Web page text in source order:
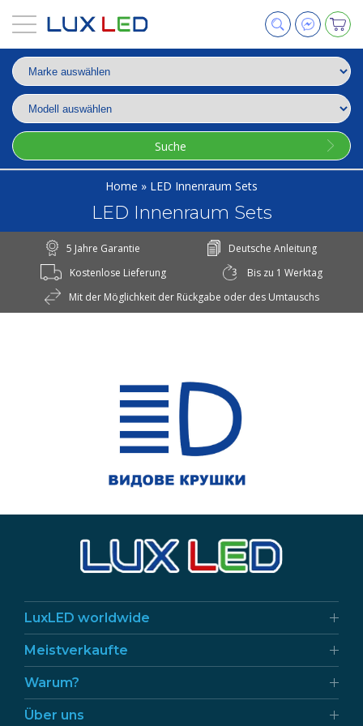
Suche
Home » LED Innenraum Sets
LED Innenraum Sets
5 Jahre Garantie
Deutsche Anleitung
Kostenlose Lieferung
Bis zu 1 Werktag
Mit der Möglichkeit der Rückgabe oder des Umtauschs
LuxLED worldwide
Meistverkaufte
Warum?
Über uns